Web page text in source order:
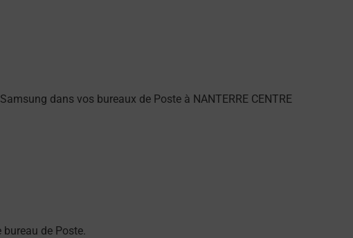
dans vos bureaux de Poste à NANTERRE CENTRE
de Poste.